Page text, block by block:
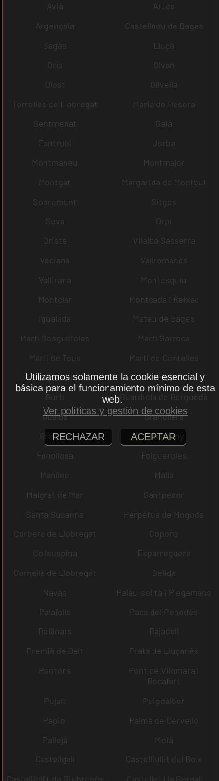
Avià
Artés
Argençola
Castellnou de Bages
Sagàs
Lluçà
Orís
Olvan
Olost
Olivella
Torrelles de Llobregat
Maria de Besora
Sentmenat
Gaià
Fontrubí
Jorba
Montmaneu
Montmajor
Montgat
Margarida de Montbui
Sobremunt
Sitges
Seva
Orpí
Oristà
Vilalba Sasserra
Veciana
Vallromanes
Vallirana
Montesquiu
Montclar
Montcada i Reixac
Igualada
Mateu de Bages
Martí Sesgueioles
Martí Sarroca
Martí de Tous
Martí de Centelles
Castellolí
rrius
Gurb
Guardiola de Berguedà
Gualba
Granollers
Granera
Gisclareny
Fonollosa
Folgueroles
Manlleu
Malla
Malgrat de Mar
Santpedor
Santa Susanna
Perpètua de Mogoda
Corbera de Llobregat
Copons
Collsuspina
Esparreguera
Cornellà de Llobregat
Gelida
Navas
Palau-solità i Plegamans
Palafolls
Pacs del Penedès
Rellinars
Rajadell
Premià de Dalt
Prats de Lluçanès
Pontons
Pont de Vilomara i
Rocafort
Pujalt
Puigdàlber
Papiol
Palma de Cervelló
Pallejà
Moià
Castellgalí
Castellfullit del Boix
Castellfollit de Riubregós
Castellet i la Gornal
Utilizamos solamente la cookie esencial y
básica para el funcionamiento mínimo de esta
web.
Ver políticas y gestión de cookies
RECHAZAR ACEPTAR